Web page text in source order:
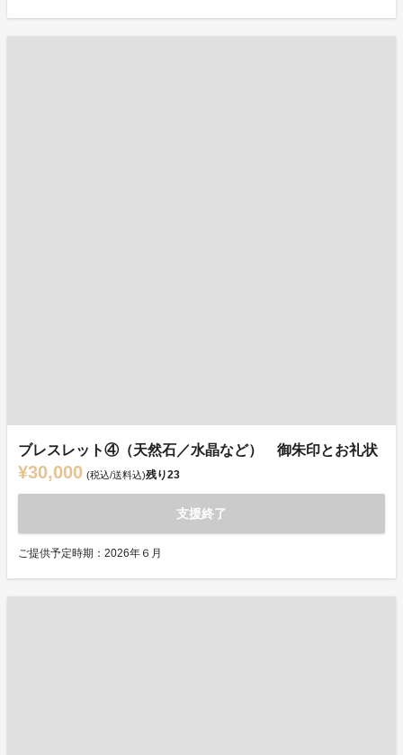
ブレスレット④（天然石／水晶など） 御朱印とお礼状
¥30,000 (税込/送料込)残り23
支援終了
ご提供予定時期：2026年６月